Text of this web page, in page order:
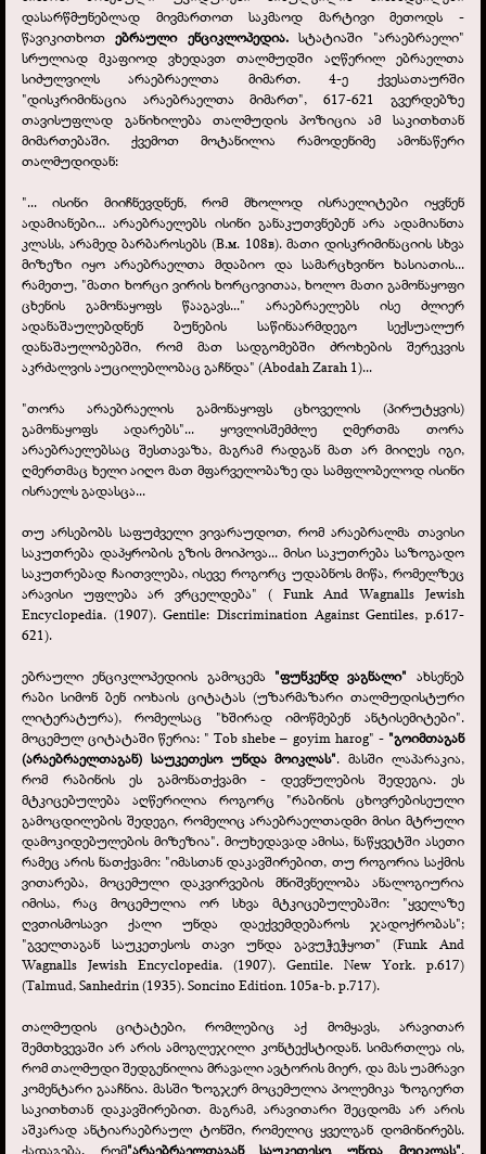
დასარწმუნებლად მივმართოთ საკმაოდ მარტივი მეთოდს -
წავიკითხოთ ებრაული ენციკლოპედია. სტატიაში "არაებრაელი"
სრულიად მკაფიოდ ვხედავთ თალმუდში აღწერილ ებრაელთა
სიძულვილს არაებრაელთა მიმართ. 4-ე ქვესათაურში
"დისკრიმინაცია არაებრაელთა მიმართ", 617-621 გვერდებზე
თავისუფლად განიხილება თალმუდის პოზიცია ამ საკითხთან
მიმართებაში. ქვემოთ მოტანილია რამოდენიმე ამონაწერი
თალმუდიდან:
"... ისინი მიიჩნევდნენ, რომ მხოლოდ ისრაელიტები იყვნენ
ადამიანები... არაებრაელებს ისინი განაკუთვნებენ არა ადამიანთა
კლასს, არამედ ბარბაროსებს (В.м. 108в). მათი დისკრიმინაციის სხვა
მიზეზი იყო არაებრაელთა მდაბიო და სამარცხვინო ხასიათის...
რამეთუ, "მათი ხორცი ვირის ხორცივითაა, ხოლო მათი გამონაყოფი
ცხენის გამონაყოფს წააგავს..." არაებრაელებს ისე ძლიერ
ადანაშაულებდნენ ბუნების საწინაარმდეგო სექსუალურ
დანაშაულობებში, რომ მათ სადგომებში ძროხების შერეკვის
აკრძალვის აუცილებლობაც გაჩნდა" (Abodah Zarah 1)...
"თორა არაებრაელის გამონაყოფს ცხოველის (პირუტყვის)
გამონაყოფს ადარებს"... ყოვლისშემძლე ღმერთმა თორა
არაებრაელებსაც შესთავაზა, მაგრამ რადგან მათ არ მიიღეს იგი,
ღმერთმაც ხელი აიღო მათ მფარველობაზე და სამფლობელოდ ისინი
ისრაელს გადასცა...
თუ არსებობს საფუძველი ვივარაუდოთ, რომ არაებრალმა თავისი
საკუთრება დაპყრობის გზის მოიპოვა... მისი საკუთრება საზოგადო
საკუთრებად ჩაითვლება, ისევე როგორც უდაბნოს მიწა, რომელზეც
არავისი უფლება არ ვრცელდება" ( Funk And Wagnalls Jewish
Encyclopedia. (1907). Gentile: Discrimination Against Gentiles, p.617-
621).
ებრაული ენციკლოპედიის გამოცემა "ფუნკენდ ვაგნალი" ახსენებ
რაბი სიმონ ბენ იოხაის ციტატას (უზარმაზარი თალმუდისტური
ლიტერატურა), რომელსაც "ხშირად იმოწმებენ ანტისემიტები".
მოცემულ ციტატაში წერია: " Tob shebe – goyim harog" - "გოიმთაგან
(არაებრაელთაგან) საუკეთესო უნდა მოიკლას". მასში ლაპარაკია,
რომ რაბინის ეს გამონათქვამი -
დევნულების შედეგია. ეს
მტკიცებულება აღწერილია როგორც "რაბინის ცხოვრებისეული
გამოცდილების შედეგი, რომელიც არაებრაელთადმი მისი მტრული
დამოკიდებულების მიზეზია". მიუხედავად ამისა, ნაწყვეტში ასეთი
რამეც არის ნათქვამი: "იმასთან დაკავშირებით, თუ როგორია საქმის
ვითარება, მოცემული დაკვირვების მნიშვნელობა ანალოგიურია
იმისა, რაც მოცემულია ორ სხვა მტკიცებულებაში: "ყველაზე
ღვთისმოსავი ქალი უნდა დაექვემდებაროს ჯადოქრობას";
"გველთაგან საუკეთესოს თავი უნდა გავუჭეჭყოთ" (Funk And
Wagnalls Jewish Encyclopedia. (1907). Gentile. New York. p.617)
(Talmud, Sanhedrin (1935). Soncino Edition. 105a-b. p.717).
თალმუდის ციტატები, რომლებიც აქ მომყავს, არავითარ
შემთხვევაში არ არის ამოგლეჯილი კონტექსტიდან. სიმართლეა ის,
რომ თალმუდი შედგენილია მრავალი ავტორის მიერ, და მას უამრავი
კომენტარი გააჩნია. მასში ზოგჯერ მოცემულია პოლემიკა ზოგიერთ
საკითხთან დაკავშირებით. მაგრამ, არავითარი შეცდომა არ არის
აშკარად ანტიარაებრაულ ტონში, რომელიც ყველგან დომინირებს.
ქადაგება, რომ"არაებრაელთაგან საუკეთესო უნდა მოიკლას",